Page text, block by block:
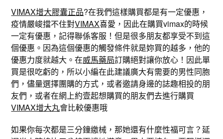
VIMAX增大膠囊正品?在我們這樣購買都是有一定優惠，
疫情嚴峻擋不住對VIMAX喜愛，因此在購買vimax的時候
一定有優惠，記得聯係客服！但是很多朋友都享受不到這
個優惠。因為這個優惠的觸發條件就是妳買的越多，他的
優惠力度就越大。在威馬藥局訂購絕對讓你放心！因此單
買是很吃虧的，所以小編在此建議廣大有需要的男性同胞
們，儘量選擇團購的方式，或者邀請身邊的誌趣相投的朋
友們，或者在網上約壹起想購買的朋友們去進行購買
VIMAX增大丸會比較優惠哦
如果你每次都是三分鐘繳械，那她還有什麼性福可言？延